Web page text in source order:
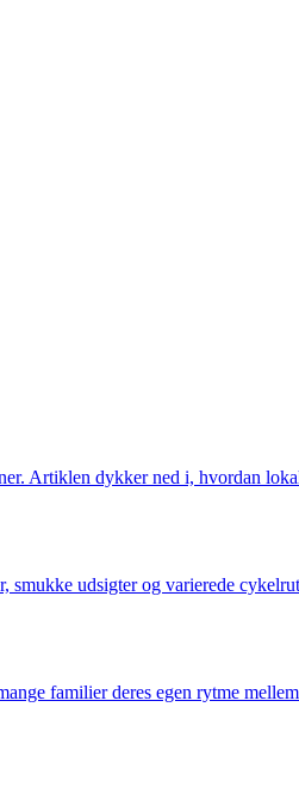
Artiklen dykker ned i, hvordan
udsigter og varierede
familier deres egen rytme